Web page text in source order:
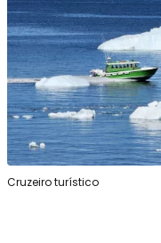
Cruzeiro turístico